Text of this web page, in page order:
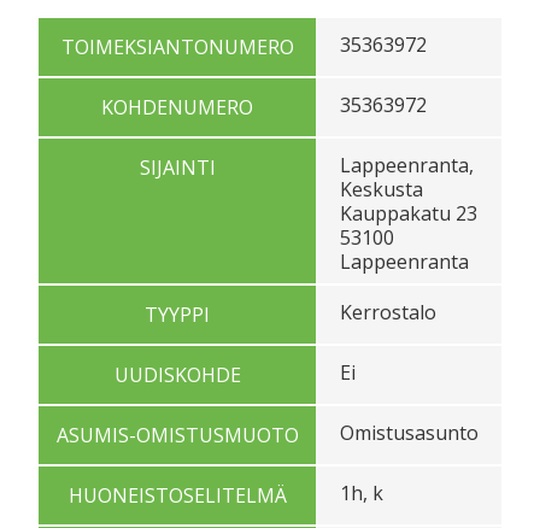
TOIMEKSIANTONUMERO 35363972
KOHDENUMERO 35363972
SIJAINTI
Lappeenranta,
Keskusta
Kauppakatu 23
53100
Lappeenranta
TYYPPI
Kerrostalo
UUDISKOHDE Ei
ASUMIS-OMISTUSMUOTO Omistusasunto
HUONEISTOSELITELMÄ 1h, k